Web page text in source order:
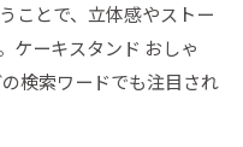
ことで、立体感やストー
ケーキスタンド おしゃ
検索ワードでも注目され